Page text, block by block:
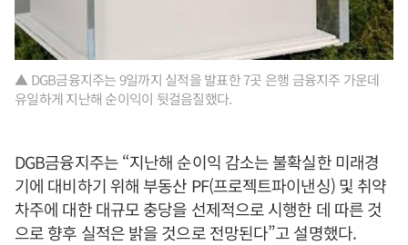
▲ DGB금융지주는 9일까지 실적을 발표한 7곳 은행 금융지주 가운데
유일하게 지난해 순이익이 뒷걸음질했다.
DGB금융지주는 “지난해 순이익 감소는 불확실한 미래경
기에 대비하기 위해 부동산 PF(프로젝트파이낸싱) 및 취약
차주에 대한 대규모 충당을 선제적으로 시행한 데 따른 것
으로 향후 실적은 밝을 것으로 전망된다”고 설명했다.